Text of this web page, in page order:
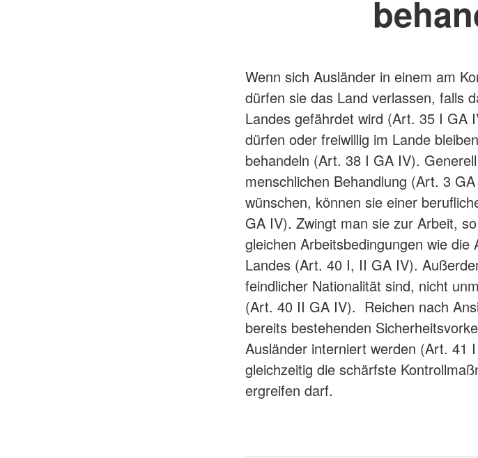
Wenn sich Ausländer in einem am
dürfen sie das Land verlassen, falls
Landes gefährdet wird (Art. 35 I GA
dürfen oder freiwillig im Lande
behandeln (Art. 38 I GA IV).
menschlichen Behandlung (Art. 3
wünschen, können sie einer
GA IV). Zwingt man sie zur Arbeit,
gleichen Arbeitsbedingungen wie die
Landes (Art. 40 I, II GA IV).
feindlicher Nationalität sind, nicht
(Art. 40 II GA IV). Reichen nach
bereits bestehenden
Ausländer interniert werden (Art. 41
gleichzeitig die schärfste
ergreifen darf.